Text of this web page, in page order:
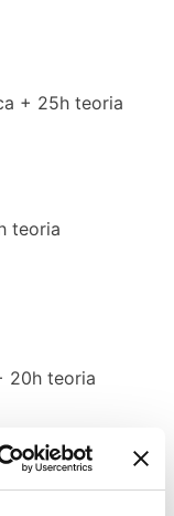
+ 25h teoria
teoria
20h teoria